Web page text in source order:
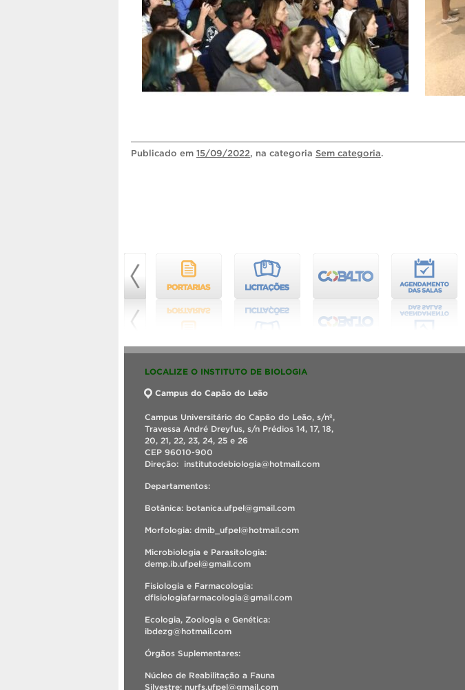
Publicado em 15/09/2022, na categoria Sem categoria.
LOCALIZE O INSTITUTO DE BIOLOGIA
Campus do Capão do Leão
Campus Universitário do Capão do Leão, s/nº,
Travessa André Dreyfus, s/n Prédios 14, 17, 18,
20, 21, 22, 23, 24, 25 e 26
CEP 96010-900
Direção: institutodebiologia@hotmail.com
Departamentos:
Botânica: botanica.ufpel@gmail.com
Morfologia: dmib_ufpel@hotmail.com
Microbiologia e Parasitologia:
demp.ib.ufpel@gmail.com
Fisiologia e Farmacologia:
dfisiologiafarmacologia@gmail.com
Ecologia, Zoologia e Genética:
ibdezg@hotmail.com
Órgãos Suplementares:
Núcleo de Reabilitação a Fauna
Silvestre: nurfs.ufpel@gmail.com